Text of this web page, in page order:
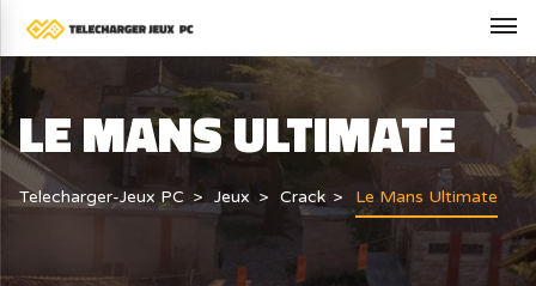
LE MANS ULTIMATE
Telecharger-Jeux PC Jeux Crack Le Mans Ultimate